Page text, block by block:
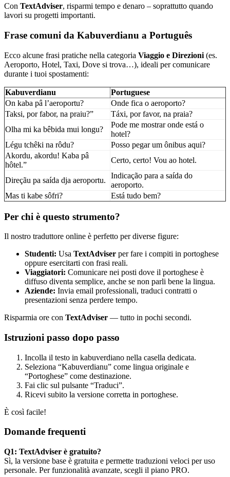
Con TextAdviser, risparmi tempo e denaro – soprattutto quando
lavori su progetti importanti.
Frase comuni da Kabuverdianu a Português
Ecco alcune frasi pratiche nella categoria Viaggio e Direzioni (es.
Aeroporto, Hotel, Taxi, Dove si trova…), ideali per comunicare
durante i tuoi spostamenti:
Kabuverdianu
Portuguese
On kaba pâ l’aeroportu?
Onde fica o aeroporto?
Taksi, por fabor, na praiu?”
Táxi, por favor, na praia?
Olha mi ka bêbida mui longu?
Pode me mostrar onde está o
hotel?
Légu tchêki na rôdu?
Posso pegar um ônibus aqui?
Akordu, akordu! Kaba pâ
hôtel.”
Certo, certo! Vou ao hotel.
Direçãu pa saída dja aeroportu.
Indicação para a saída do
aeroporto.
Mas ti kabe sôfri?
Está tudo bem?
Per chi è questo strumento?
Il nostro traduttore online è perfetto per diverse figure:
Studenti: Usa TextAdviser per fare i compiti in portoghese
oppure esercitarti con frasi reali.
Viaggiatori: Comunicare nei posti dove il portoghese è
diffuso diventa semplice, anche se non parli bene la lingua.
Aziende: Invia email professionali, traduci contratti o
presentazioni senza perdere tempo.
Risparmia ore con TextAdviser — tutto in pochi secondi.
Istruzioni passo dopo passo
Incolla il testo in kabuverdiano nella casella dedicata.
Seleziona “Kabuverdianu” come lingua originale e
“Portoghese” come destinazione.
Fai clic sul pulsante “Traduci”.
Ricevi subito la versione corretta in portoghese.
È così facile!
Domande frequenti
Q1: TextAdviser è gratuito?
Sì, la versione base è gratuita e permette traduzioni veloci per uso
personale. Per funzionalità avanzate, scegli il piano PRO.